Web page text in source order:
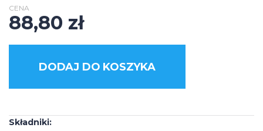
CENA
88,80 zł
DODAJ DO KOSZYKA
Składniki: